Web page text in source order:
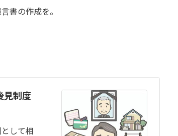
書の作成を。
見制度
して相